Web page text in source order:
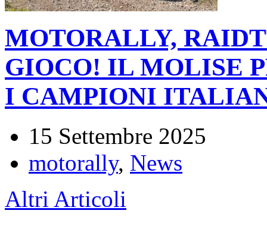
MOTORALLY,
GIOCO! IL MOLISE
I CAMPIONI
15 Settembre 2025
motorally, News
Altri Articoli